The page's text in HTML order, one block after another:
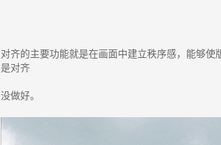
对齐的主要功能就是在画面中建立秩序感，能够
是对齐
没做好。